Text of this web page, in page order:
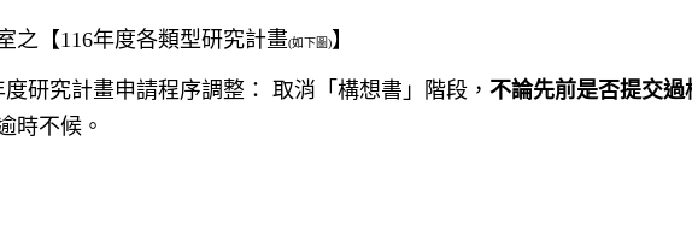
之【116年度各類型研究計畫(如下圖)】
研究計畫申請程序調整： 取消「構想書」階段， 不論先前是否提交
時不候。